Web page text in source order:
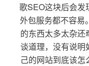
歌SEO这块后会发
外包服务都不容易
的东西太多太杂还
谈道理，没有说明
己的网站到底该怎